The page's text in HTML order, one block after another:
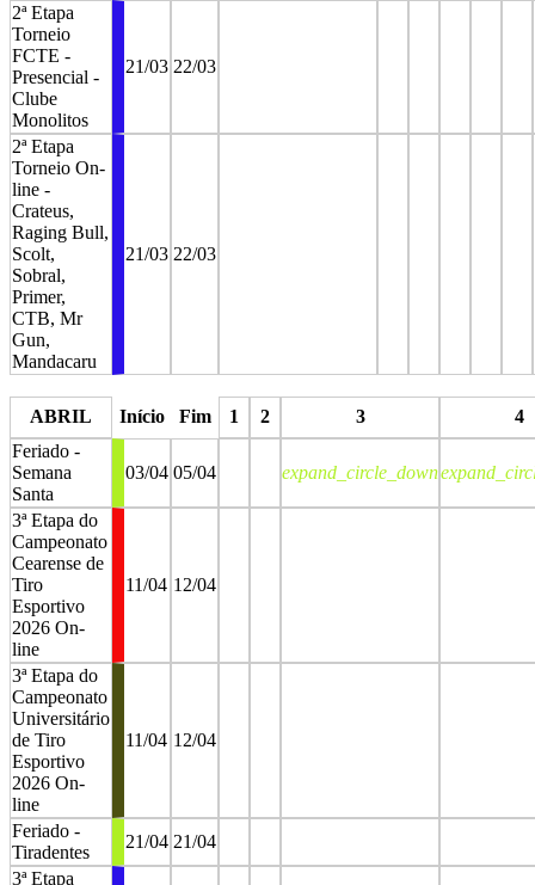
2ª Etapa
Torneio
FCTE -
Presencial -
Clube
Monolitos
21/03 22/03
2ª Etapa
Torneio On-
line -
Crateus,
Raging Bull,
Scolt,
Sobral,
Primer,
CTB, Mr
Gun,
Mandacaru
21/03 22/03
ABRIL
Início Fim 1 2 3
4
Feriado -
Semana
Santa
03/04 05/04 expand_circle_down
3ª Etapa do
Campeonato
Cearense de
Tiro
Esportivo
2026 On-
line
11/04 12/04
3ª Etapa do
Campeonato
Universitário
de Tiro
Esportivo
2026 On-
line
11/04 12/04
Feriado -
Tiradentes
21/04 21/04
3ª Etapa